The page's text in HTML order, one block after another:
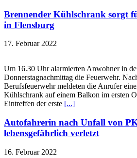
Brennender Kühlschrank sorgt
in Flensburg
17. Februar 2022
Um 16.30 Uhr alarmierten Anwohner in
Donnerstagnachmittag die Feuerwehr.
Berufsfeuerwehr meldeten die Anrufer
Kühlschrank auf einem Balkon im ersten
Eintreffen der erste [...]
Autofahrerin nach Unfall von
lebensgefährlich verletzt
16. Februar 2022